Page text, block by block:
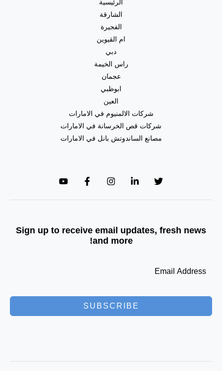
الرئيسية
الشارقة
الفجيرة
ام القيوين
دبي
راس الخيمة
عجمان
ابوظبي
العين
شركات الالمنيوم في الامارات
شركات قص الخرسانة في الامارات
مصانع الساندوتش بانل في الامارات
Sign up to receive email updates, fresh news
and more!
SUBSCRIBE